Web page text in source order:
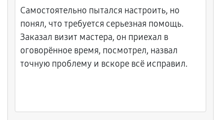
Самостоятельно пытался настроить, но
понял, что требуется серьезная помощь.
Заказал визит мастера, он приехал в
оговорённое время, посмотрел, назвал
точную проблему и вскоре всё исправил.